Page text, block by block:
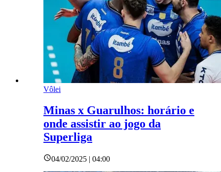
Vôlei
Minas x Guarulhos: horário e
onde assistir ao jogo da
Superliga
04/02/2025 | 04:00